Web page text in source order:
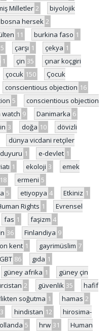
Milletler 2
biyolojik
bosna hersek 2
11 burkina faso 1
5 çarşı 1 çekya 1
1 çin 35
çınar koçgiri
çocuk 150
Çocuk
conscientious objection 16
5
conscientious objection
9 Danimarka 6
3 doğa 10
dövizli
dünya vicdani retçiler
duyuru 1 e-devlet 1
1 ekoloji 3
emek
18 ermeni 5
5 etiyopya 4 Etkiniz 1
Rights 1
Evrensel
fas 1 faşizm 4
36 Finlandiya 9
kent 1 gayrimüslim 7
GBT 86 gıda 1
güney afrika 1
güney çin
2 güvenlik 35
hafif
soğutma 1 hamas 2
3 hindistan 12
hirosima-
5 hrw 31
Human